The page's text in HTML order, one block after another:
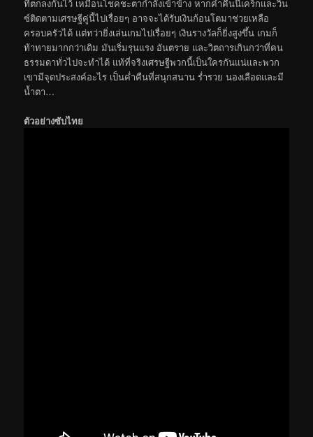
ที่ตกลงกันไว้ เหมือนโชคชะตากำลังเข้าข้าง หากค่ำคืนนี้เคร็กและวิน
ซ์ติดตามเศรษฐีคู่นี้ไปเรื่อยๆ อาจจะได้รับเงินก้อนโตมาช่วยเหลือ
ครอบครัวได้ แต่ทว่ายิ่งเล่นเกมไปเรื่อยๆ เงินรางวัลก็ยิ่งสูงขึ้น เกมก็
ท้าทายมากกว่าเดิม มันเริ่มรุนแรง อันตราย และวิตถารเกินกว่าที่คน
ธรรมดาทั่วไปจะทำได้ แท้ที่จริงเศรษฐีพวกนี้เป็นใครกันแน่และพวก
เขามีจุดประสงค์อะไร เป็นค่ำคืนที่สนุกสนาน ร่ำรวย นองเลือดและมี
น้ำตา…
ตัวอย่างซับไทย